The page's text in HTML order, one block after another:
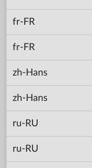
fr-FR
fr-FR
zh-Hans
zh-Hans
ru-RU
ru-RU